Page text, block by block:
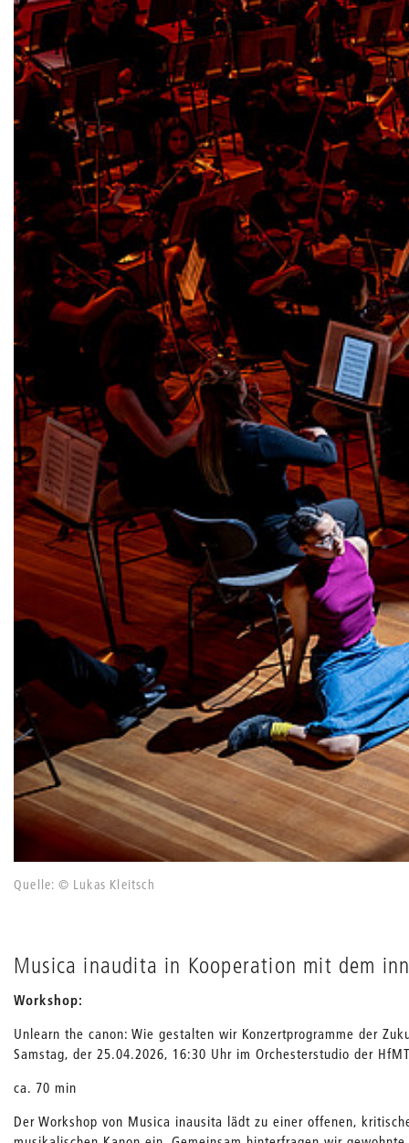
Quelle: © Lukas Kleitsch
Musica inaudita in Kooperation mit dem
Workshop:
Unlearn the canon: Wie gestalten wir Konzertprogramme der
Samstag, der 25.04.2026, 16:30 Uhr im Orchesterstudio der
ca. 70 min
Der Workshop von Musica inausita lädt zu einer offenen,